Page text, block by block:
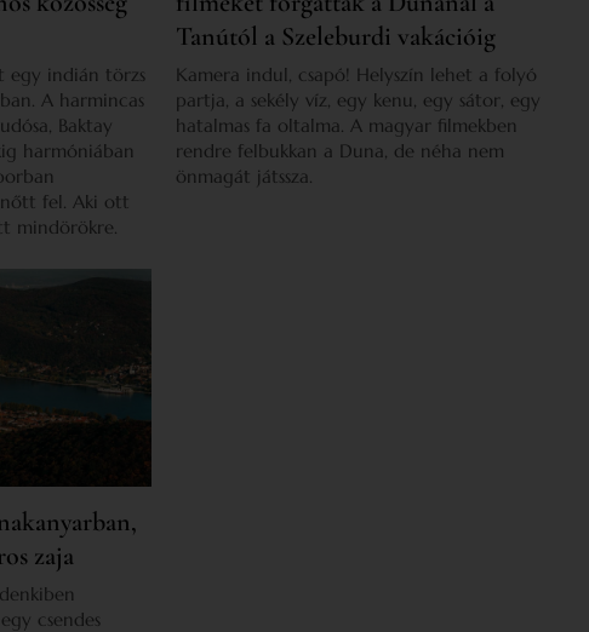
egy indián törzs
A harmincas
Baktay
harmóniában
fel. Aki ott
mindörökre.
Tanútól a Szeleburdi vakációig
Kamera indul, csapó! Helyszín lehet a folyó
partja, a sekély víz, egy kenu, egy sátor, egy
hatalmas fa oltalma. A magyar filmekben
rendre felbukkan a Duna, de néha nem
önmagát játssza.
zaja
csendes